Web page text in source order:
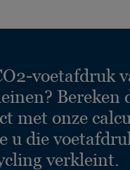
voetafdruk
Bereken
met onze
u die
verkleint.